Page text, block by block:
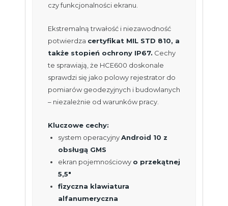
czy funkcjonalności ekranu.
Ekstremalną trwałość i niezawodność
potwierdza certyfikat MIL STD 810, a
także stopień ochrony IP67. Cechy
te sprawiają, że HCE600 doskonale
sprawdzi się jako polowy rejestrator do
pomiarów geodezyjnych i budowlanych
– niezależnie od warunków pracy.
Kluczowe cechy:
system operacyjnyAndroid 10 z
obsługą GMS
ekran pojemnościowy o przekątnej
5,5″
fizyczna klawiatura
alfanumeryczna